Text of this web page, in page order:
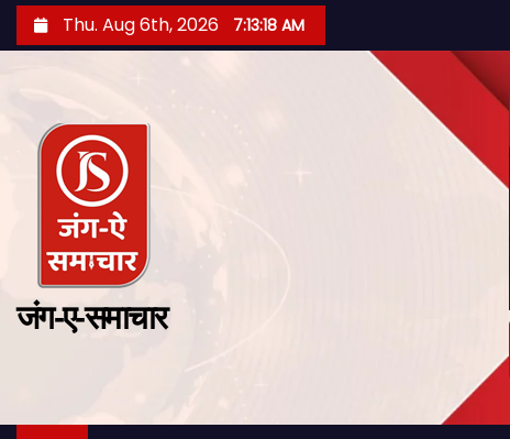
Thu. Aug 6th, 2026 7:13:20 AM
जंग-ए-समाचार